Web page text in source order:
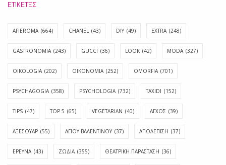
ΕΤΙΚΈΤΕΣ
AFIEROMA (664) CHANEL (43) DIY (49) EXTRA (248)
GASTRONOMIA (243) GUCCI (36) LOOK (42) MODA (327)
OIKOLOGIA (202) OIKONOMIA (252) OMORFIA (701)
PSYCHAGOGIA (358) PSYCHOLOGIA (732) TAXIDI (152)
TIPS (47) TOP 5 (65) VEGETARIAN (40) ΑΓΧΟΣ (39)
ΑΞΕΣΟΥΑΡ (55) ΑΓΊΟΥ ΒΑΛΕΝΤΊΝΟΥ (37) ΑΠΟΛΈΠΙΣΗ (37)
ΕΡΕΥΝΑ (43) ΖΩΔΙΑ (355) ΘΕΑΤΡΙΚΗ ΠΑΡΑΣΤΑΣΗ (36)